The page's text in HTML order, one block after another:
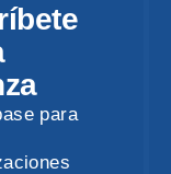
para